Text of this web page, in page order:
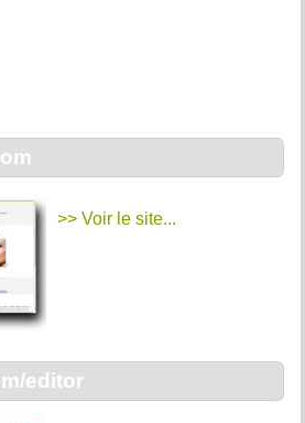
>> Voir le site...
editor